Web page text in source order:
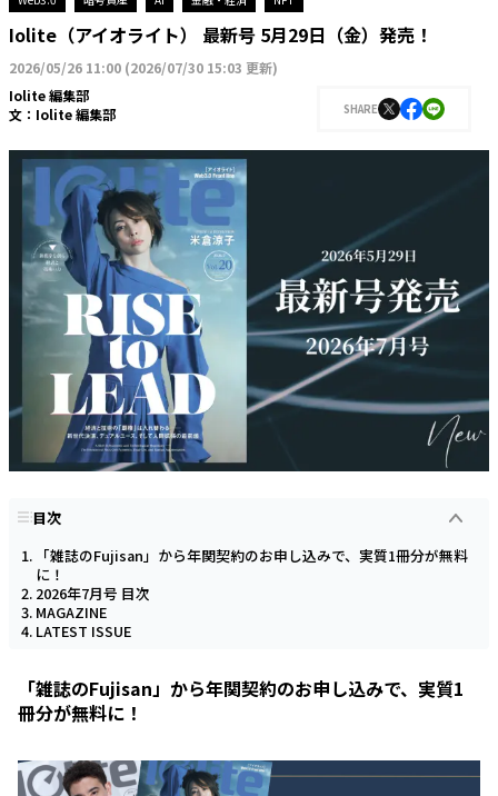
Iolite（アイオライト） 最新号 5月29日（金）発売！
2026/05/26 11:00 (2026/07/30 15:03 更新)
Iolite 編集部
文： Iolite 編集部 SHARE
目次
「雑誌のFujisan」から年関契約のお申し込みで、実質1冊分が無料
に！
2026年7月号 目次
MAGAZINE
LATEST ISSUE
「雑誌のFujisan」から年関契約のお申し込みで、実質1
冊分が無料に！